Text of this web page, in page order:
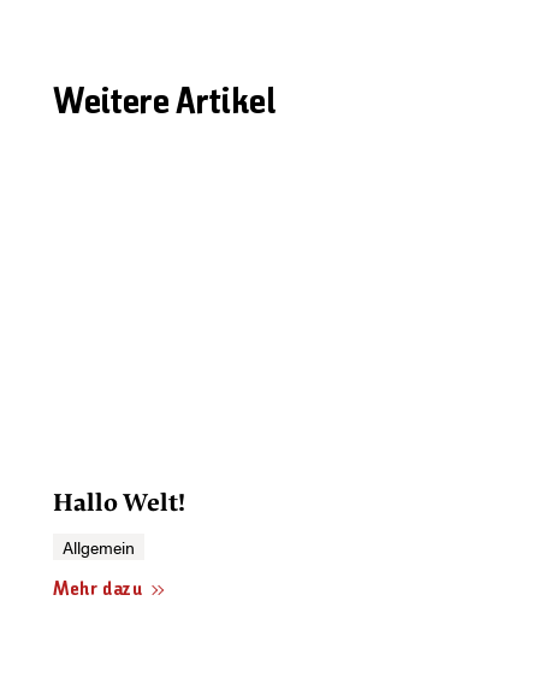
Weitere Artikel
Hallo Welt!
Allgemein
Mehr dazu